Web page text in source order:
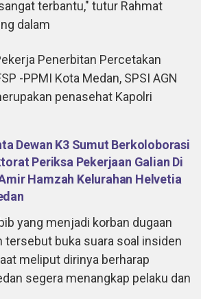
terbantu," tutur Rahmat
dalam
Penerbitan Percetakan
-PPMI Kota Medan, SPSI AGN
penasehat Kapolri
Dewan K3 Sumut Berkoloborasi
Periksa Pekerjaan Galian Di
Hamzah Kelurahan Helvetia
yang menjadi korban dugaan
tersebut buka suara soal insiden
meliput dirinya berharap
segera menangkap pelaku dan